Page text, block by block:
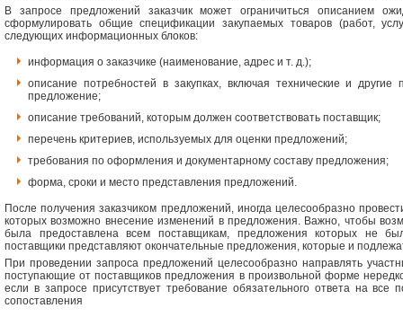
В запросе предложений заказчик может ограничиться описанием
сформулировать общие спецификации закупаемых товаров (работ,
следующих информационных блоков:
информация о заказчике (наименование, адрес и т. д.);
описание потребностей в закупках, включая технические и
предложение;
описание требований, которым должен соответствовать поставщик;
перечень критериев, используемых для оценки предложений;
требования по оформления и документарному составу предложения;
форма, сроки и место представления предложений.
После получения заказчиком предложений, иногда целесообразно
которых возможно внесение изменений в предложения. Важно, чтобы
была предоставлена всем поставщикам, предложения которых не
поставщики представляют окончательные предложения, которые и
При проведении запроса предложений целесообразно направлять
поступающие от поставщиков предложения в произвольной форме
если в запросе присутствует требование обязательного ответа на
сопоставления